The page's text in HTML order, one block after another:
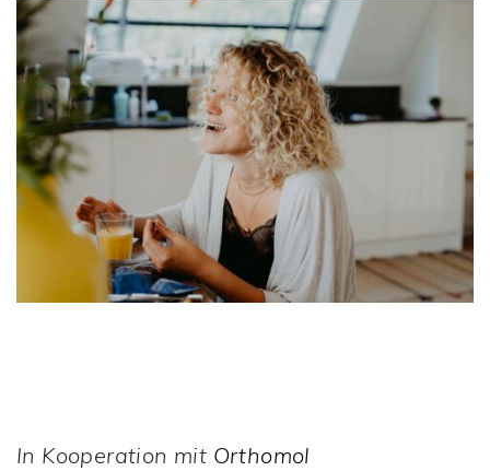
In Kooperation mit Orthomol